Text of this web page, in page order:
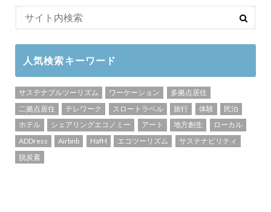
人気検索キーワード
サステナブルツーリズム ワーケーション
多拠点居住
二拠点居住
テレワーク スロートラベル 旅行 体験
民泊
ホテル
シェアリングエコノミー アート 地方創生
ローカル
ADDress
Airbnb HafH エコツーリズム
サステナビリティ
脱炭素